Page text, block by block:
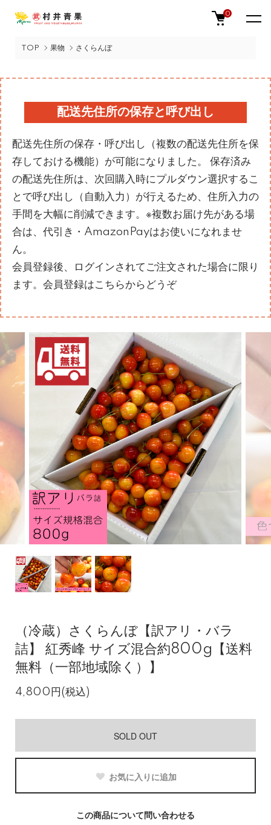
0
TOP 果物 さくらんぼ
配送先住所の保存と呼び出し
配送先住所の保存・呼び出し（複数の配送先住所を保
存しておける機能）が可能になりました。 保存済み
の配送先住所は、次回購入時にプルダウン選択するこ
とで呼び出し（自動入力）が行えるため、住所入力の
手間を大幅に削減できます。※複数お届け先がある場
合は、代引き・AmazonPayはお使いになれませ
ん。
会員登録後、ログインされてご注文された場合に限り
ます。 会員登録はこちらからどうぞ
（冷蔵）さくらんぼ【訳アリ・バラ
詰】 紅秀峰 サイズ混合約800g【送料
無料（一部地域除く）】
4,800円(税込)
SOLD OUT
お気に入りに追加
この商品について問い合わせる